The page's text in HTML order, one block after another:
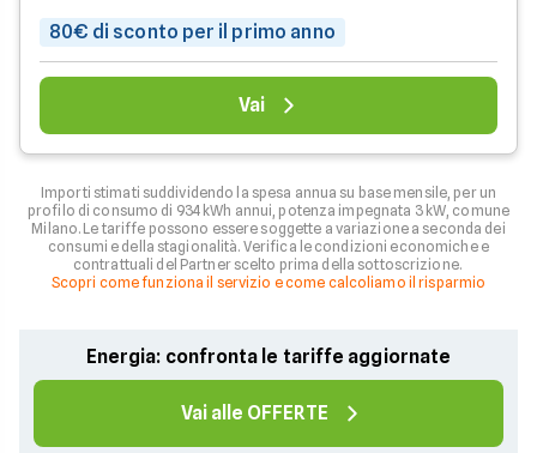
80€ di sconto per il primo anno
Vai
Importi stimati suddividendo la spesa annua su base mensile, per un
profilo di consumo di 934 kWh annui, potenza impegnata 3 kW, comune
Milano. Le tariffe possono essere soggette a variazione a seconda dei
consumi e della stagionalità. Verifica le condizioni economiche e
contrattuali del Partner scelto prima della sottoscrizione.
Scopri come funziona il servizio e come calcoliamo il risparmio
Energia: confronta le tariffe aggiornate
Vai alle OFFERTE